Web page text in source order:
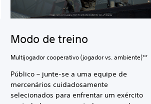
Modo de treino
Multijogador cooperativo (jogador vs. ambiente)**
Público – junte-se a uma equipe de
mercenários cuidadosamente
selecionados para enfrentar um exército